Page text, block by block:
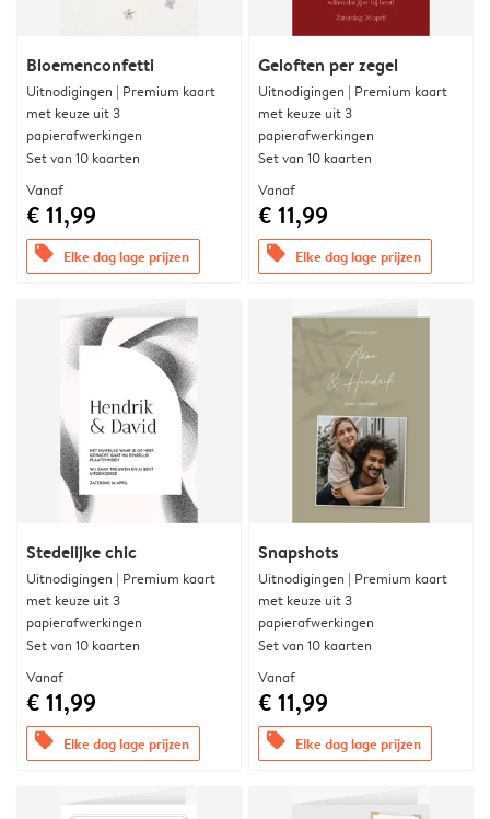
Bloemenconfetti
Uitnodigingen | Premium kaart
met keuze uit 3
papierafwerkingen
Set van 10 kaarten
Vanaf
€ 11,99
offers Elke dag lage prijzen
Geloften per zegel
Uitnodigingen | Premium kaart
met keuze uit 3
papierafwerkingen
Set van 10 kaarten
Vanaf
€ 11,99
offers Elke dag lage prijzen
Stedelijke chic
Uitnodigingen | Premium kaart
met keuze uit 3
papierafwerkingen
Set van 10 kaarten
Vanaf
€ 11,99
offers Elke dag lage prijzen
Snapshots
Uitnodigingen | Premium kaart
met keuze uit 3
papierafwerkingen
Set van 10 kaarten
Vanaf
€ 11,99
offers Elke dag lage prijzen